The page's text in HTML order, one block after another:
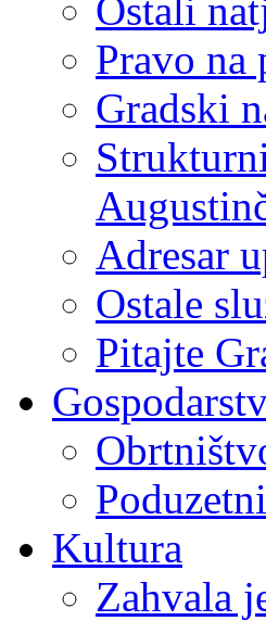
Ostali
Pravo na
Gradski
Adresar
Ostale
Pitajte
Kultura
Zahvala